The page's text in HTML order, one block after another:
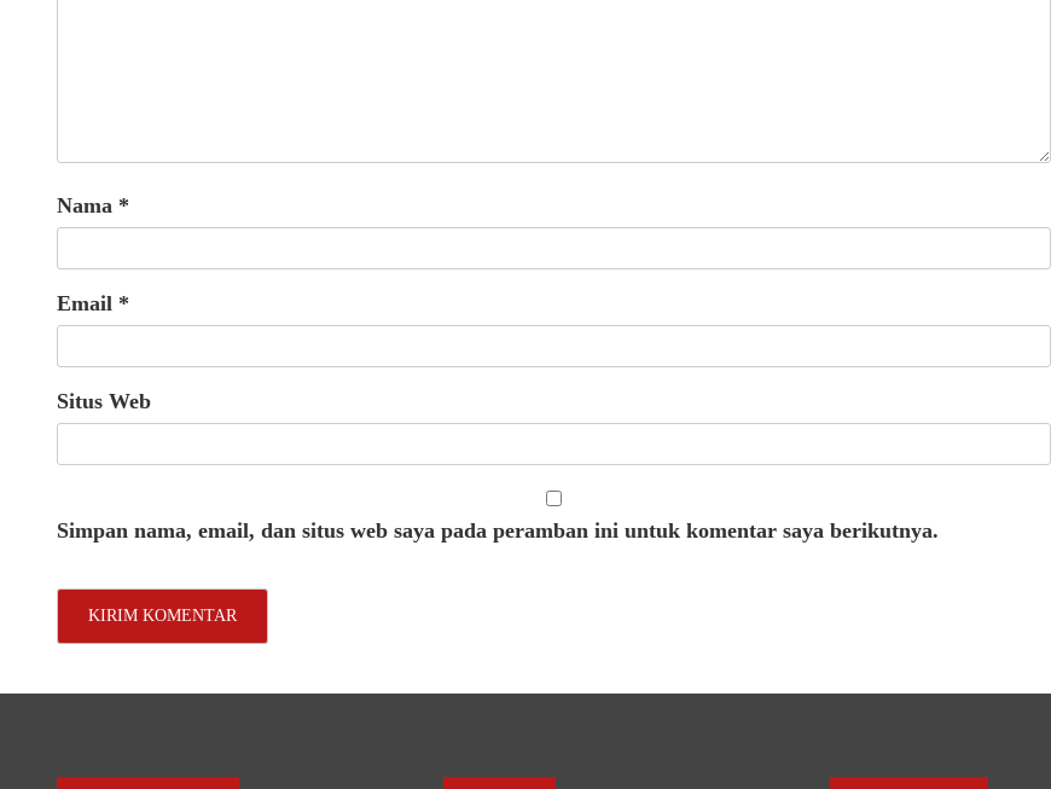
Nama *
Email *
Situs Web
Simpan nama, email, dan situs web saya pada peramban ini untuk komentar saya berikutnya.